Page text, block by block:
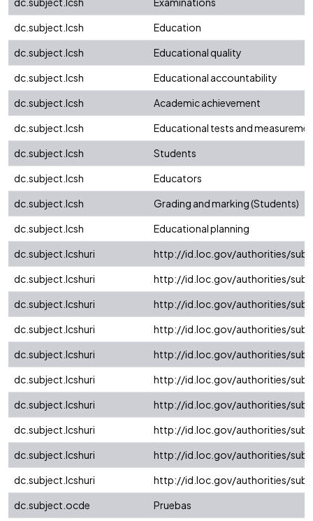
dc.subject.lcsh
Education
dc.subject.lcsh
Educational quality
dc.subject.lcsh
Educational accountability
dc.subject.lcsh
Academic achievement
dc.subject.lcsh
Educational tests and
dc.subject.lcsh
Students
dc.subject.lcsh
Educators
dc.subject.lcsh
Grading and marking (Students)
dc.subject.lcsh
Educational planning
dc.subject.lcshuri
http://id.loc.gov/authorities/
dc.subject.lcshuri
http://id.loc.gov/authorities/
dc.subject.lcshuri
http://id.loc.gov/authorities/
dc.subject.lcshuri
http://id.loc.gov/authorities/
dc.subject.lcshuri
http://id.loc.gov/authorities/
dc.subject.lcshuri
http://id.loc.gov/authorities/
dc.subject.lcshuri
http://id.loc.gov/authorities/
dc.subject.lcshuri
http://id.loc.gov/authorities/
dc.subject.lcshuri
http://id.loc.gov/authorities/
dc.subject.lcshuri
http://id.loc.gov/authorities/
dc.subject.ocde
Pruebas